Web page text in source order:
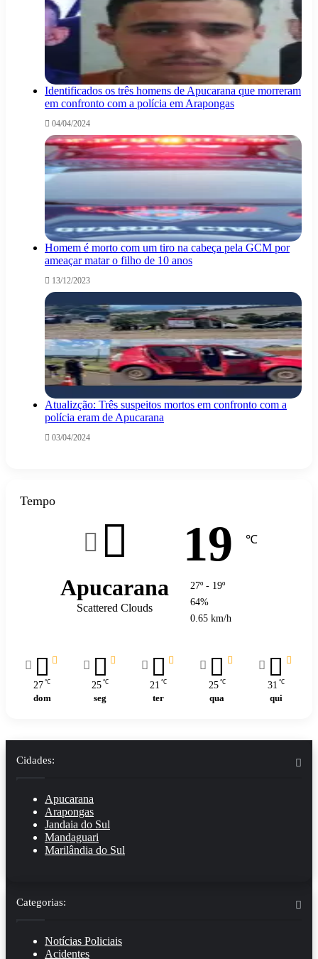
Identificados os três homens de Apucarana que morreram
em confronto com a polícia em Arapongas
04/04/2024
Homem é morto com um tiro na cabeça pela GCM por
ameaçar matar o filho de 10 anos
13/12/2023
Atualizção: Três suspeitos mortos em confronto com a
polícia eram de Apucarana
03/04/2024
Tempo
Apucarana
Scattered Clouds
19 ℃
27º - 19º
64%
0.65 km/h
27 ℃
dom
25 ℃
seg
21 ℃
ter
25 ℃
qua
31 ℃
qui
Cidades:
Apucarana
Arapongas
Jandaia do Sul
Mandaguari
Marilândia do Sul
Categorias:
Notícias Policiais
Acidentes